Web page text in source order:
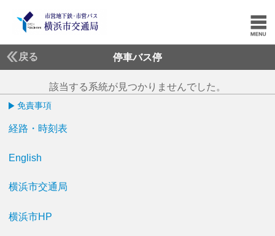
戻る 停車バス停
該当する系統が見つかりませんでした。
免責事項
経路・時刻表
English
横浜市交通局
横浜市HP